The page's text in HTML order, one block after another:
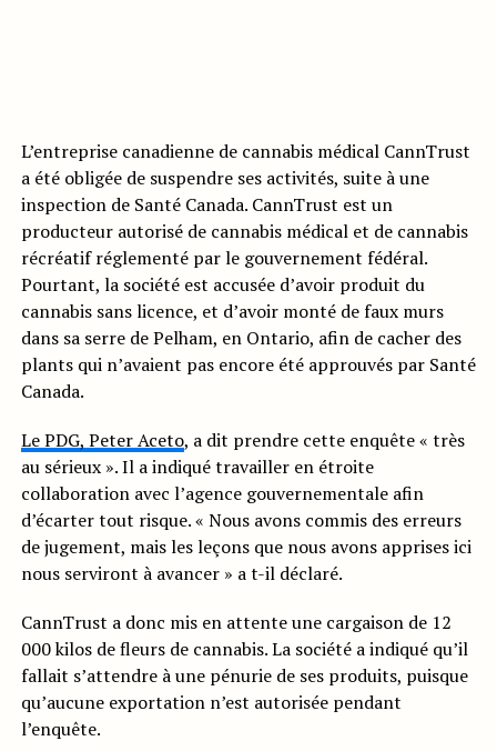
L’entreprise canadienne de cannabis médical CannTrust
a été obligée de suspendre ses activités, suite à une
inspection de Santé Canada. CannTrust est un
producteur autorisé de cannabis médical et de cannabis
récréatif réglementé par le gouvernement fédéral.
Pourtant, la société est accusée d’avoir produit du
cannabis sans licence, et d’avoir monté de faux murs
dans sa serre de Pelham, en Ontario, afin de cacher des
plants qui n’avaient pas encore été approuvés par Santé
Canada.
Le PDG, Peter Aceto, a dit prendre cette enquête « très
au sérieux ». Il a indiqué travailler en étroite
collaboration avec l’agence gouvernementale afin
d’écarter tout risque. « Nous avons commis des erreurs
de jugement, mais les leçons que nous avons apprises ici
nous serviront à avancer » a t-il déclaré.
CannTrust a donc mis en attente une cargaison de 12
000 kilos de fleurs de cannabis. La société a indiqué qu’il
fallait s’attendre à une pénurie de ses produits, puisque
qu’aucune exportation n’est autorisée pendant
l’enquête.